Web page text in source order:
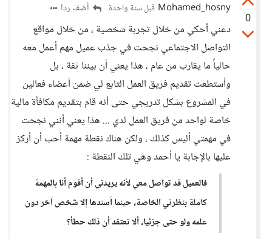
0
Mohamed_hosny قبل سنة واحدة أضف ردا
دعني أحكي من خلال تجربة شخصية ، من خلال مواقع
التواصل الاجتماعي نجحت في جذب عميل مهم أعمل معه
حالياً ما يقارب من عام ، هذا يعني أن بيننا ثقة ، بل
وأستطعت تقديم فريق العمل التابع لي ضمن أعضاء فعالين
في المشروع بشكل تدريجي حتى أنه قام بتقديم مكافأة مالية
خاصة لواحد من فريق العمل لدي ... هذا يعني أنني نجحت
في مهمتي أليس كذلك ، ولكن هناك نقطة مهمة أحب أن أركز
عليها بالإجابة يا أحمد وهي تلك النقطة :
فالعميل قد تواصل معي لأنه يريدني أن أقوم أنا بالمهمة
كاملة بنظرتي الخاصة، حينما أسندها إلا شخص آخر دون
علمه ولو حتى جزئيا، ألا تعتقد أن ذلك حطأ؟